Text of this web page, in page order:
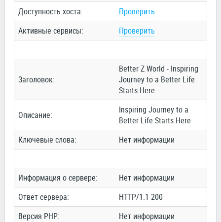
Доступность хоста:
Проверить
Активные сервисы:
Проверить
Заголовок:
Better Z World - Inspiring
Journey to a Better Life
Starts Here
Описание:
Inspiring Journey to a
Better Life Starts Here
Ключевые слова:
Нет информации
Информация о сервере:
Нет информации
Ответ сервера:
HTTP/1.1 200
Версия PHP:
Нет информации